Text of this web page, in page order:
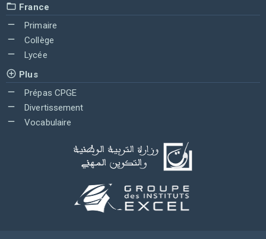
France
Primaire
Collège
Lycée
Plus
Prépas CPGE
Divertissement
Vocabulaire